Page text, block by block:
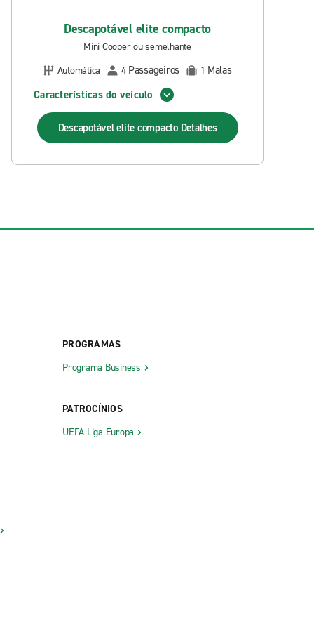
Descapotável elite compacto
Mini Cooper ou semelhante
Automática
4 Passageiros 1 Malas
Características do veículo
Descapotável elite compacto Detalhes
PROGRAMAS
Programa Business
PATROCÍNIOS
UEFA Liga Europa